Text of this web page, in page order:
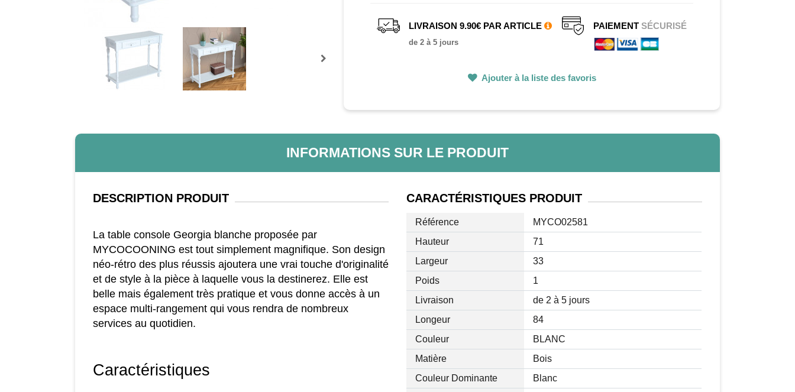
LIVRAISON 9.90€ PAR ARTICLE
de 2 à 5 jours
PAIEMENTSÉCURISÉ
Ajouter à la liste des favoris
INFORMATIONS SUR LE PRODUIT
DESCRIPTIONPRODUIT
La table console Georgia blanche proposée par
MYCOCOONING est tout simplement magnifique. Son design
néo-rétro des plus réussis ajoutera une vrai touche d'originalité
et de style à la pièce à laquelle vous la destinerez. Elle est
belle mais également très pratique et vous donne accès à un
espace multi-rangement qui vous rendra de nombreux
services au quotidien.
Caractéristiques
CARACTÉRISTIQUESPRODUIT
Référence
MYCO02581
Hauteur
71
Largeur
33
Poids
1
Livraison
de 2 à 5 jours
Longeur
84
Couleur
BLANC
Matière
Bois
Couleur Dominante
Blanc